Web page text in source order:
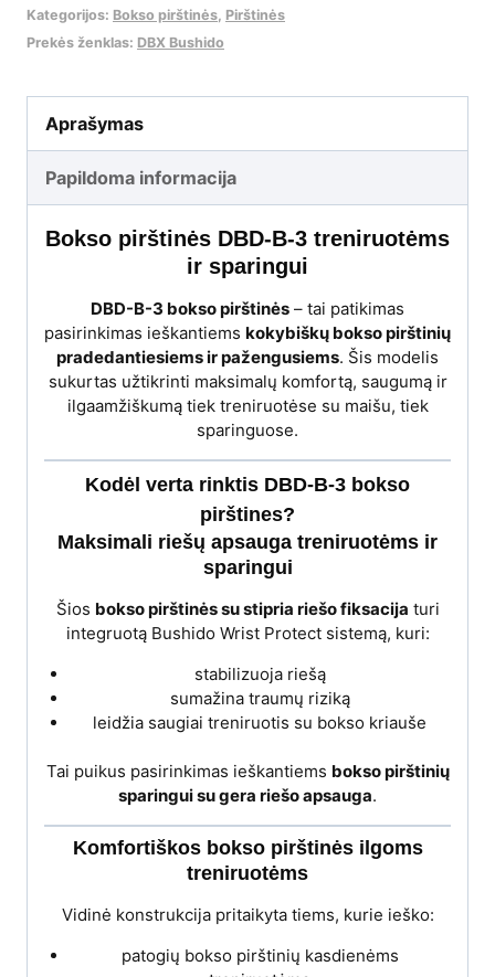
Kategorijos: Bokso pirštinės, Pirštinės
Prekės ženklas: DBX Bushido
Aprašymas
Papildoma informacija
Bokso pirštinės DBD-B-3 treniruotėms
ir sparingui
DBD-B-3 bokso pirštinės – tai patikimas
pasirinkimas ieškantiems kokybiškų bokso pirštinių
pradedantiesiems ir pažengusiems. Šis modelis
sukurtas užtikrinti maksimalų komfortą, saugumą ir
ilgaamžiškumą tiek treniruotėse su maišu, tiek
sparinguose.
Kodėl verta rinktis DBD-B-3 bokso
pirštines?
Maksimali riešų apsauga treniruotėms ir
sparingui
Šios bokso pirštinės su stipria riešo fiksacija turi
integruotą Bushido Wrist Protect sistemą, kuri:
stabilizuoja riešą
sumažina traumų riziką
leidžia saugiai treniruotis su bokso kriauše
Tai puikus pasirinkimas ieškantiems bokso pirštinių
sparingui su gera riešo apsauga.
Komfortiškos bokso pirštinės ilgoms
treniruotėms
Vidinė konstrukcija pritaikyta tiems, kurie ieško:
patogių bokso pirštinių kasdienėms